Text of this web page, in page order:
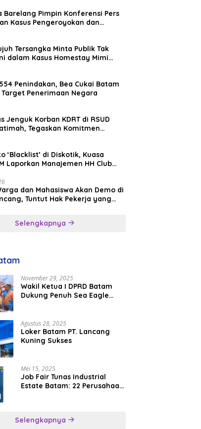
Barelang Pimpin Konferensi Pers
Kasus Pengeroyokan dan
Tersangka Minta Publik Tak
dalam Kasus Homestay Mimi
Penindakan, Bea Cukai Batam
Target Penerimaan Negara
Jenguk Korban KDRT di RSUD
Tegaskan Komitmen
‘Blacklist’ di Diskotik, Kuasa
Laporkan Manajemen HH Club
dan Mahasiswa Akan Demo di
Tuntut Hak Pekerja yang
Selengkapnya
November 29, 2025
Wakil Ketua I DPRD Batam
Dukung Penuh Sea Eagle
Agustus 28, 2025
Loker Batam PT. Lancang
Kuning Sukses
Mei 15, 2025
Job Fair Tunas Industrial
Estate Batam: 22 Perusahaan
Selengkapnya